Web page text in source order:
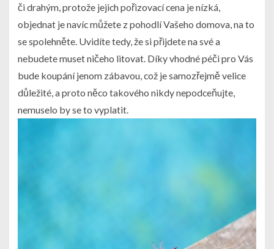
či drahým, protože jejich pořizovací cena je nízká,
objednat je navíc můžete z pohodlí Vašeho domova, na to
se spolehněte. Uvidíte tedy, že si přijdete na své a
nebudete muset ničeho litovat. Díky vhodné péči pro Vás
bude koupání jenom zábavou, což je samozřejmě velice
důležité, a proto něco takového nikdy nepodceňujte,
nemuselo by se to vyplatit.